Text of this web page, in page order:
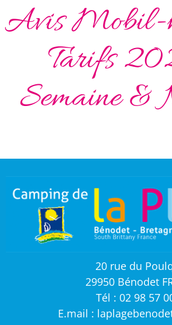
Avis Mobil-
Tarifs
Semaine &
20 rue du
29950 Bénodet
Tél : 02 98 57
E.mail :